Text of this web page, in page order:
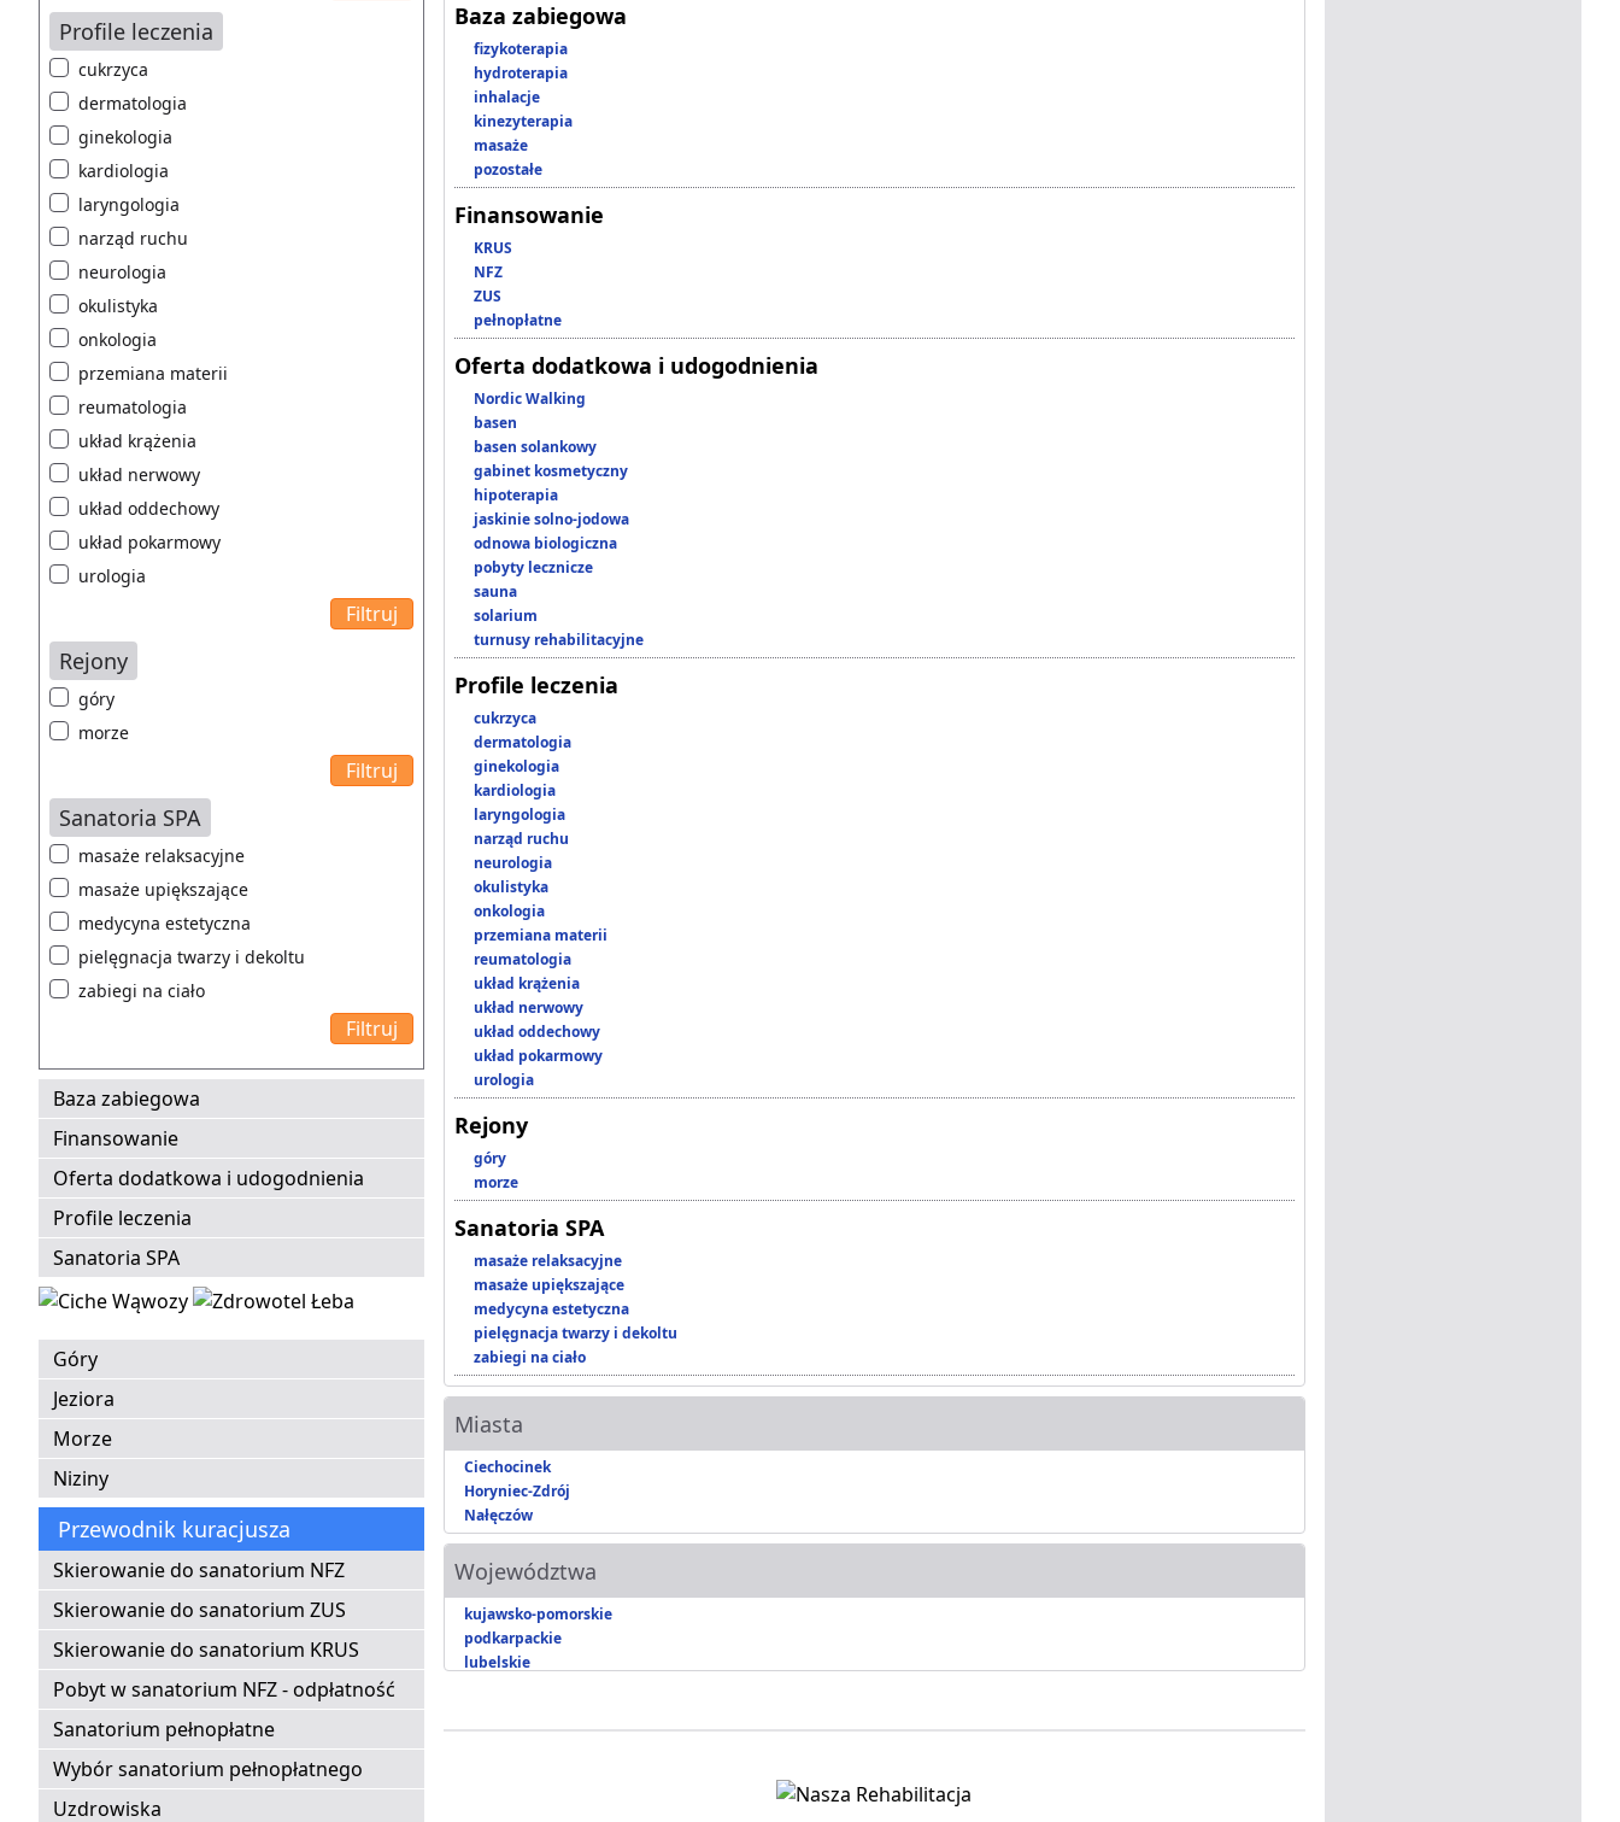
Profile leczenia
cukrzyca
dermatologia
ginekologia
kardiologia
laryngologia
narząd ruchu
neurologia
okulistyka
onkologia
przemiana materii
reumatologia
układ krążenia
układ nerwowy
układ oddechowy
układ pokarmowy
urologia
Rejony
góry
morze
Sanatoria SPA
masaże relaksacyjne
masaże upiększające
medycyna estetyczna
pielęgnacja twarzy i dekoltu
zabiegi na ciało
Baza zabiegowa
Finansowanie
Oferta dodatkowa i udogodnienia
Profile leczenia
Sanatoria SPA
Góry
Jeziora
Morze
Niziny
Przewodnik kuracjusza
Skierowanie do sanatorium NFZ
Skierowanie do sanatorium ZUS
Skierowanie do sanatorium KRUS
Pobyt w sanatorium NFZ - odpłatność
Sanatorium pełnopłatne
Wybór sanatorium pełnopłatnego
Uzdrowiska
Baza zabiegowa
fizykoterapia
hydroterapia
inhalacje
kinezyterapia
masaże
pozostałe
Finansowanie
KRUS
NFZ
ZUS
pełnopłatne
Oferta dodatkowa i udogodnienia
Nordic Walking
basen
basen solankowy
gabinet kosmetyczny
hipoterapia
jaskinie solno-jodowa
odnowa biologiczna
pobyty lecznicze
sauna
solarium
turnusy rehabilitacyjne
Profile leczenia
cukrzyca
dermatologia
ginekologia
kardiologia
laryngologia
narząd ruchu
neurologia
okulistyka
onkologia
przemiana materii
reumatologia
układ krążenia
układ nerwowy
układ oddechowy
układ pokarmowy
urologia
Rejony
góry
morze
Sanatoria SPA
masaże relaksacyjne
masaże upiększające
medycyna estetyczna
pielęgnacja twarzy i dekoltu
zabiegi na ciało
Miasta
Ciechocinek
Horyniec-Zdrój
Nałęczów
Województwa
kujawsko-pomorskie
podkarpackie
lubelskie